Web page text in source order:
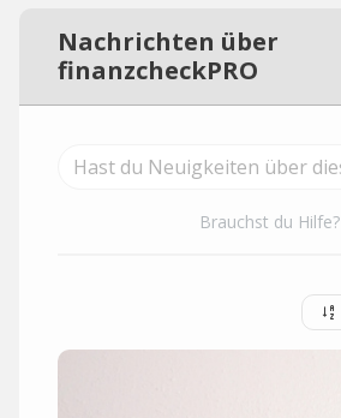
Nachrichten über
finanzcheckPRO
Brauchst du Hilfe?